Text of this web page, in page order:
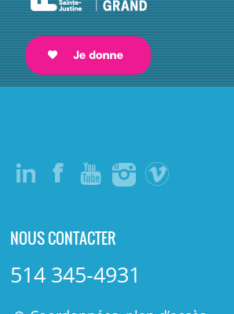
NOUS CONTACTER
514 345-4931